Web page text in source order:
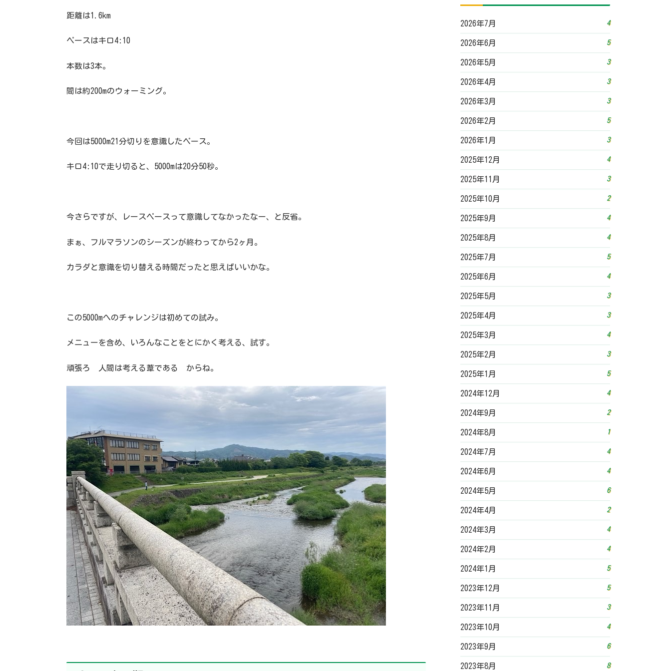
距離は1.6km
ペースはキロ4:10
本数は3本。
間は約200mのウォーミング。
今回は5000m21分切りを意識したペース。
キロ4:10で走り切ると、5000mは20分50秒。
今さらですが、レースペースって意識してなかったなー、と反省。
まぁ、フルマラソンのシーズンが終わってから2ヶ月。
カラダと意識を切り替える時間だったと思えばいいかな。
この5000mへのチャレンジは初めての試み。
メニューを含め、いろんなことをとにかく考える、試す。
頑張ろ 人間は考える葦である からね。
2026年7月 4
2026年6月 5
2026年5月 3
2026年4月 3
2026年3月 3
2026年2月 5
2026年1月 3
2025年12月 4
2025年11月 3
2025年10月 2
2025年9月 4
2025年8月 4
2025年7月 5
2025年6月 4
2025年5月 3
2025年4月 3
2025年3月 4
2025年2月 3
2025年1月 5
2024年12月 4
2024年9月 2
2024年8月 1
2024年7月 4
2024年6月 4
2024年5月 6
2024年4月 2
2024年3月 4
2024年2月 4
2024年1月 5
2023年12月 5
2023年11月 3
2023年10月 4
2023年9月 6
2023年8月 8